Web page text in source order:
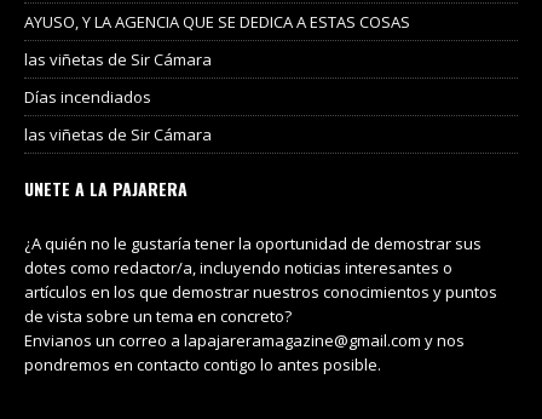
AYUSO, Y LA AGENCIA QUE SE DEDICA A ESTAS COSAS
las viñetas de Sir Cámara
Días incendiados
las viñetas de Sir Cámara
UNETE A LA PAJARERA
¿A quién no le gustaría tener la oportunidad de demostrar sus
dotes como redactor/a, incluyendo noticias interesantes o
artículos en los que demostrar nuestros conocimientos y puntos
de vista sobre un tema en concreto?
Envianos un correo a lapajareramagazine@gmail.com y nos
pondremos en contacto contigo lo antes posible.